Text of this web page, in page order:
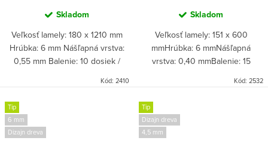
Skladom
Veľkosť lamely: 180 x 1210 mm
Hrúbka: 6 mm Nášľapná vrstva:
0,55 mm Balenie: 10 dosiek /
Kód: 2410
Skladom
Veľkosť lamely: 151 x 600
mmHrúbka: 6 mmNášľapná
vrstva: 0,40 mmBalenie: 15
1,359 m² Objednávky len na celé
Kód: 2532
Tip
6 mm
Dizajn dreva
Tip
Dizajn dreva
4,5 mm